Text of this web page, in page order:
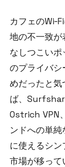
カフェの
地の不一致が
なしつこい
のプライバ
めだったと気
ば、
Ostrich VPN
ンドへの単
に使えるシ
市場が移って